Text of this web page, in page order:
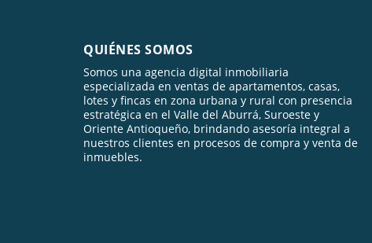
QUIÉNES SOMOS
Somos una agencia digital inmobiliaria
especializada en ventas de apartamentos, casas,
lotes y fincas en zona urbana y rural con presencia
estratégica en el Valle del Aburrá, Suroeste y
Oriente Antioqueño, brindando asesoría integral a
nuestros clientes en procesos de compra y venta de
inmuebles.